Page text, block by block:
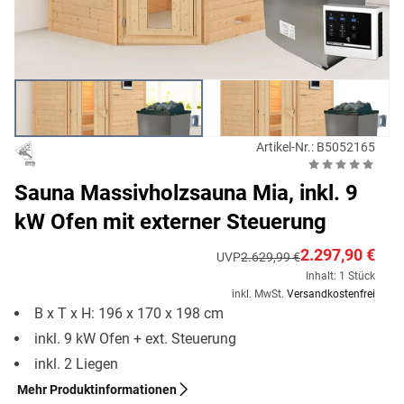
Artikel-Nr.: B5052165
Sauna Massivholzsauna Mia, inkl. 9
kW Ofen mit externer Steuerung
UVP2.629,99 €2.297,90 €
Inhalt: 1 Stück
inkl. MwSt. Versandkostenfrei
B x T x H: 196 x 170 x 198 cm
inkl. 9 kW Ofen + ext. Steuerung
inkl. 2 Liegen
Mehr Produktinformationen